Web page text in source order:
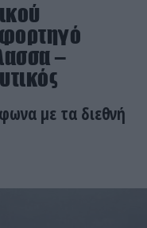
–
με τα διεθνή